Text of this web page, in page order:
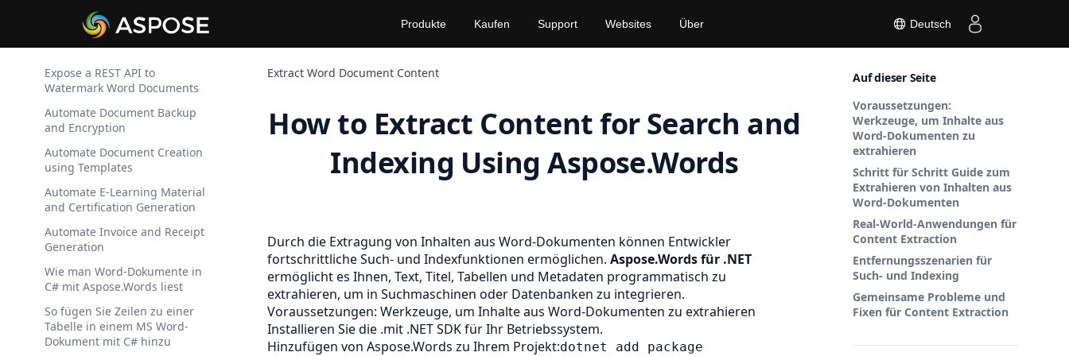
Deutsch
Produkte Kaufen Support Websites Über
Expose a REST API to
Watermark Word Documents
Automate Document Backup
and Encryption
Automate Document Creation
using Templates
Automate E-Learning Material
and Certification Generation
Automate Invoice and Receipt
Generation
Wie man Word-Dokumente in
C# mit Aspose.Words liest
So fügen Sie Zeilen zu einer
Tabelle in einem MS Word-
Dokument mit C# hinzu
Auf dieser Seite
Voraussetzungen:
Werkzeuge, um Inhalte aus
Word-Dokumenten zu
extrahieren
Schritt für Schritt Guide zum
Extrahieren von Inhalten aus
Word-Dokumenten
Real-World-Anwendungen für
Content Extraction
Entfernungsszenarien für
Such- und Indexing
Gemeinsame Probleme und
Fixen für Content Extraction
Extract Word Document Content
How to Extract Content for Search and
Indexing Using Aspose.Words
Durch die Extragung von Inhalten aus Word-Dokumenten können Entwickler
fortschrittliche Such- und Indexfunktionen ermöglichen. Aspose.Words für .NET
ermöglicht es Ihnen, Text, Titel, Tabellen und Metadaten programmatisch zu
extrahieren, um in Suchmaschinen oder Datenbanken zu integrieren.
Voraussetzungen: Werkzeuge, um Inhalte aus Word-Dokumenten zu extrahieren
Installieren Sie die .mit .NET SDKfür Ihr Betriebssystem.
Hinzufügen von Aspose.Words zu Ihrem Projekt:dotnet add package